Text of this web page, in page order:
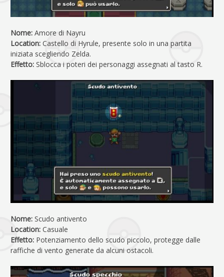
Nome: Amore di Nayru
Location: Castello di Hyrule, presente solo in una partita
iniziata scegliendo Zelda.
Effetto: Sblocca i poteri dei personaggi assegnati al tasto R.
Nome: Scudo antivento
Location: Casuale
Effetto: Potenziamento dello scudo piccolo, protegge dalle
raffiche di vento generate da alcuni ostacoli.